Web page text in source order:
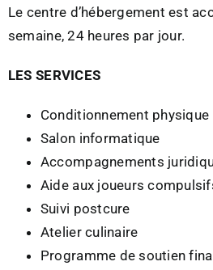
Le centre d’hébergement est
semaine, 24 heures par jour.
LES SERVICES
Conditionnement physique
Salon informatique
Accompagnements
Aide aux joueurs
Suivi postcure
Atelier culinaire
Programme de soutien